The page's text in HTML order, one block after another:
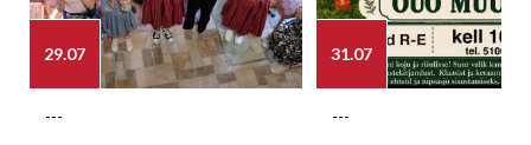
29.07
---
31.07
---